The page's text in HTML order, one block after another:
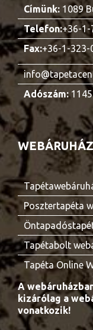
Címünk: 1089
Telefon:+36-1-
Fax:+36-1-323-
Adószám:
Posztertapéta
Tapétabolt
Tapéta Online
A
kizárólag a
vonatkozik!